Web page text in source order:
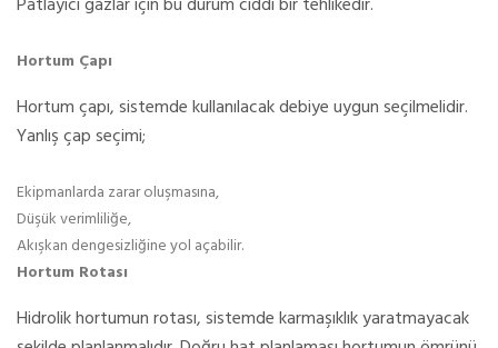
Hortum Çapı
Hortum çapı, sistemde kullanılacak debiye uygun seçilmelidir.
Yanlış çap seçimi;
Ekipmanlarda zarar oluşmasına,
Düşük verimliliğe,
Akışkan dengesizliğine yol açabilir.
Hortum Rotası
Hidrolik hortumun rotası, sistemde karmaşıklık yaratmayacak